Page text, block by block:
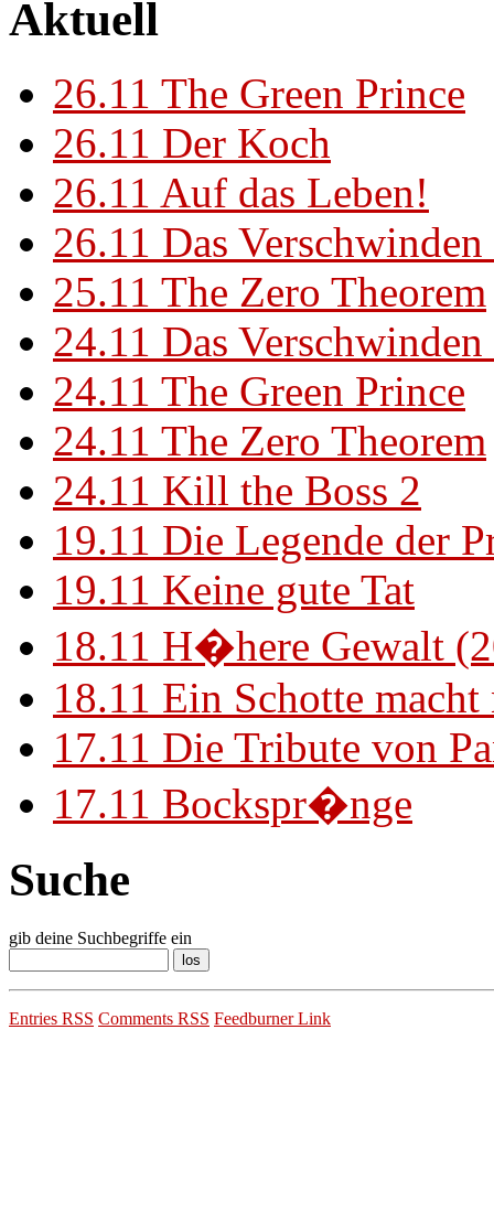
Aktuell
26.11 The Green Prince
26.11 Der Koch
26.11 Auf das Leben!
26.11 Das
25.11 The Zero Theorem
24.11 Das
24.11 The Green Prince
24.11 The Zero Theorem
24.11 Kill the Boss 2
19.11 Die Legende der
19.11 Keine gute Tat
18.11 H�here Gewalt
18.11 Ein Schotte
17.11 Die Tribute von
17.11 Bockspr�nge
Suche
gib deine Suchbegriffe ein
Entries RSS Comments RSS Feedburner Link